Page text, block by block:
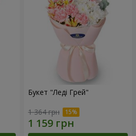
Букет "Леді Грей"
1 364 грн